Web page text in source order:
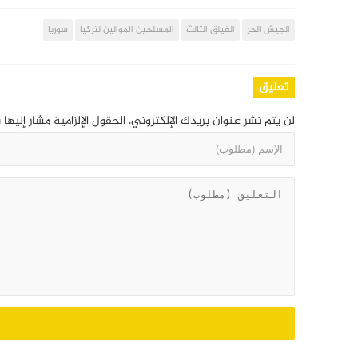
الجيش الحر الفيلق الثالث المسلحين الموالين لتركيا سوريا
تعليق
لن يتم نشر عنوان بريدك الإلكتروني. الحقول الإلزامية مشار